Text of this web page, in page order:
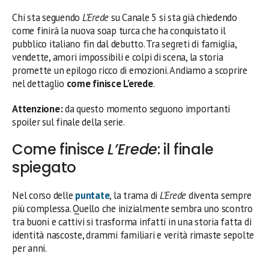
Chi sta seguendo L’Eredesu Canale 5 si sta già chiedendo
come finirà la nuova soap turca che ha conquistato il
pubblico italiano fin dal debutto. Tra segreti di famiglia,
vendette, amori impossibili e colpi di scena, la storia
promette un epilogo ricco di emozioni. Andiamo a scoprire
nel dettaglio come finisce L’erede.
Attenzione:da questo momento seguono importanti
spoiler sul finale della serie.
Come finisceL’Erede: il finale
spiegato
Nel corso delle puntate, la trama di L’Eredediventa sempre
più complessa. Quello che inizialmente sembra uno scontro
tra buoni e cattivi si trasforma infatti in una storia fatta di
identità nascoste, drammi familiari e verità rimaste sepolte
per anni.